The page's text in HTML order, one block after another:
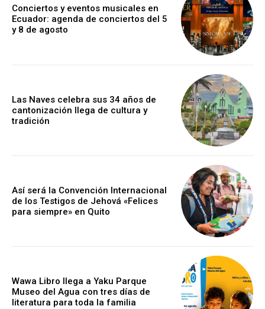
Conciertos y eventos musicales en
Ecuador: agenda de conciertos del 5
y 8 de agosto
Las Naves celebra sus 34 años de
cantonización llega de cultura y
tradición
Así será la Convención Internacional
de los Testigos de Jehová «Felices
para siempre» en Quito
Wawa Libro llega a Yaku Parque
Museo del Agua con tres días de
literatura para toda la familia